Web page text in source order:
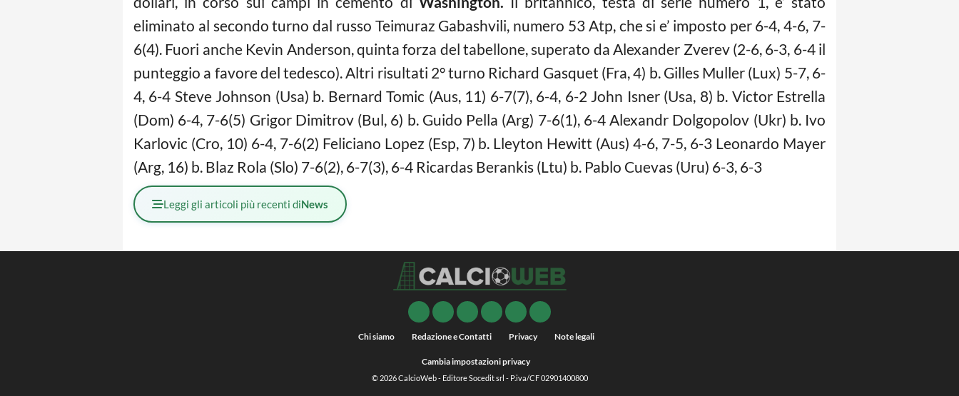
eliminato al secondo turno dal russo Teimuraz Gabashvili, numero 53 Atp, che si e’ imposto per 6-4, 4-6, 7-
6(4). Fuori anche Kevin Anderson, quinta forza del tabellone, superato da Alexander Zverev (2-6, 6-3, 6-4 il
punteggio a favore del tedesco). Altri risultati 2° turno Richard Gasquet (Fra, 4) b. Gilles Muller (Lux) 5-7, 6-
4, 6-4 Steve Johnson (Usa) b. Bernard Tomic (Aus, 11) 6-7(7), 6-4, 6-2 John Isner (Usa, 8) b. Victor Estrella
(Dom) 6-4, 7-6(5) Grigor Dimitrov (Bul, 6) b. Guido Pella (Arg) 7-6(1), 6-4 Alexandr Dolgopolov (Ukr) b. Ivo
Karlovic (Cro, 10) 6-4, 7-6(2) Feliciano Lopez (Esp, 7) b. Lleyton Hewitt (Aus) 4-6, 7-5, 6-3 Leonardo Mayer
(Arg, 16) b. Blaz Rola (Slo) 7-6(2), 6-7(3), 6-4 Ricardas Berankis (Ltu) b. Pablo Cuevas (Uru) 6-3, 6-3
Leggi gli articoli più recenti diNews
Chi siamo Redazione e Contatti Privacy Note legali
Cambia impostazioni privacy
© 2026CalcioWeb- Editore Socedit srl - P.iva/CF 02901400800